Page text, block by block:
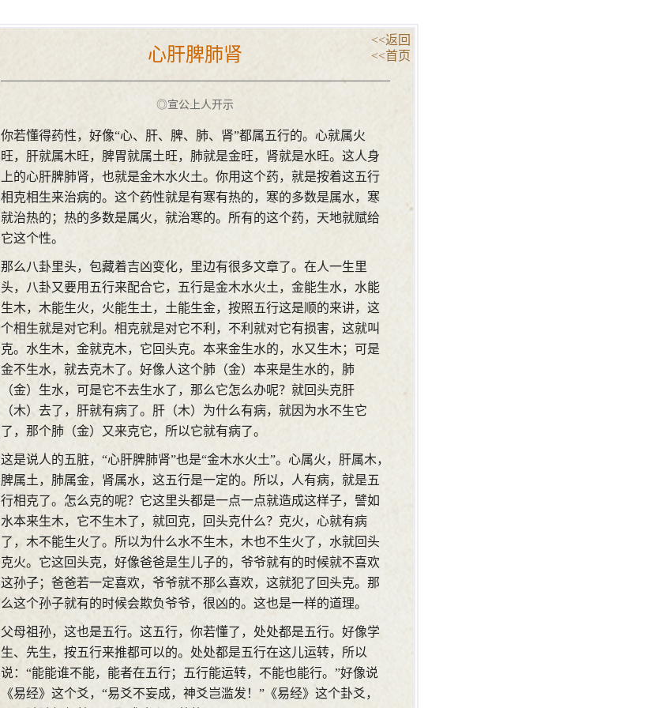
<<返回
<<首页
心肝脾肺肾
◎宣公上人开示
你若懂得药性，好像“心、肝、脾、肺、肾”都属五行的。心就属火
旺，肝就属木旺，脾胃就属土旺，肺就是金旺，肾就是水旺。这人身
上的心肝脾肺肾，也就是金木水火土。你用这个药，就是按着这五行
相克相生来治病的。这个药性就是有寒有热的，寒的多数是属水，寒
就治热的；热的多数是属火，就治寒的。所有的这个药，天地就赋给
它这个性。
那么八卦里头，包藏着吉凶变化，里边有很多文章了。在人一生里
头，八卦又要用五行来配合它，五行是金木水火土，金能生水，水能
生木，木能生火，火能生土，土能生金，按照五行这是顺的来讲，这
个相生就是对它利。相克就是对它不利，不利就对它有损害，这就叫
克。水生木，金就克木，它回头克。本来金生水的，水又生木；可是
金不生水，就去克木了。好像人这个肺（金）本来是生水的，肺
（金）生水，可是它不去生水了，那么它怎么办呢？就回头克肝
（木）去了，肝就有病了。肝（木）为什么有病，就因为水不生它
了，那个肺（金）又来克它，所以它就有病了。
这是说人的五脏，“心肝脾肺肾”也是“金木水火土”。心属火，肝属木，
脾属土，肺属金，肾属水，这五行是一定的。所以，人有病，就是五
行相克了。怎么克的呢？它这里头都是一点一点就造成这样子，譬如
水本来生木，它不生木了，就回克，回头克什么？克火，心就有病
了，木不能生火了。所以为什么水不生木，木也不生火了，水就回头
克火。它这回头克，好像爸爸是生儿子的，爷爷就有的时候就不喜欢
这孙子；爸爸若一定喜欢，爷爷就不那么喜欢，这就犯了回头克。那
么这个孙子就有的时候会欺负爷爷，很凶的。这也是一样的道理。
父母祖孙，这也是五行。这五行，你若懂了，处处都是五行。好像学
生、先生，按五行来推都可以的。处处都是五行在这儿运转，所以
说：“能能谁不能，能者在五行；五行能运转，不能也能行。”好像说
《易经》这个爻，“易爻不妄成，神爻岂滥发！”《易经》这个卦爻，